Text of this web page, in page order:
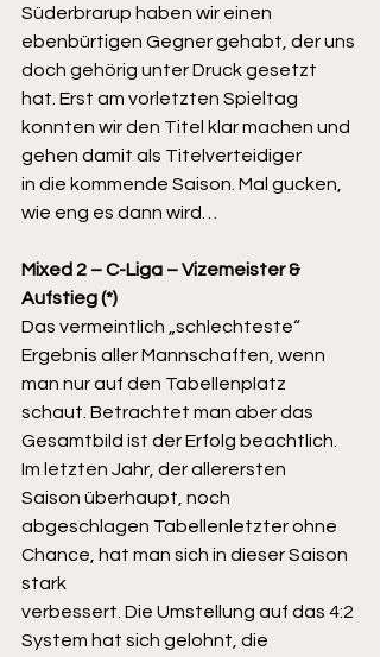
Süderbrarup haben wir einen
ebenbürtigen Gegner gehabt, der uns
doch gehörig unter Druck gesetzt
hat. Erst am vorletzten Spieltag
konnten wir den Titel klar machen und
gehen damit als Titelverteidiger
in die kommende Saison. Mal gucken,
wie eng es dann wird…
Mixed 2 – C-Liga – Vizemeister &
Aufstieg (*)
Das vermeintlich „schlechteste“
Ergebnis aller Mannschaften, wenn
man nur auf den Tabellenplatz
schaut. Betrachtet man aber das
Gesamtbild ist der Erfolg beachtlich.
Im letzten Jahr, der allerersten
Saison überhaupt, noch
abgeschlagen Tabellenletzter ohne
Chance, hat man sich in dieser Saison
stark
verbessert. Die Umstellung auf das 4:2
System hat sich gelohnt, die